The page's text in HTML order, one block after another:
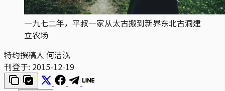
一九七二年，平叔一家从太古搬到新界东北古洞建
立农场
特约撰稿人 何洁泓
刊登于: 2015-12-19